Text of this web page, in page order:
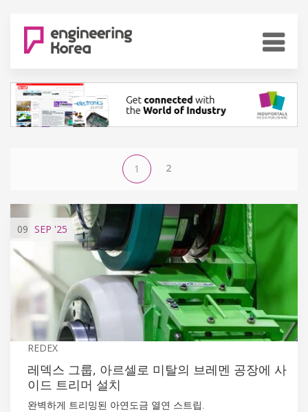
1 2
09 SEP '25
REDEX
레덱스 그룹, 아르셀로 미탈의 브레멘 공장에 사
이드 트리머 설치
완벽하게 트리밍된 아연도금 열연 스트립.